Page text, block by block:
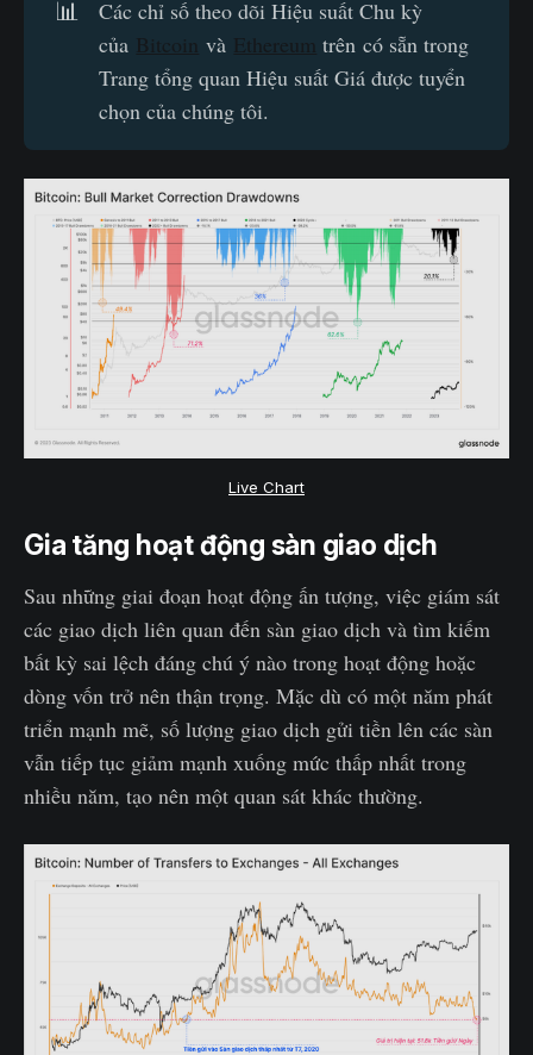
📊
Các chỉ số theo dõi Hiệu suất Chu kỳ
của Bitcoin và Ethereum trên có sẵn trong
Trang tổng quan Hiệu suất Giá được tuyển
chọn của chúng tôi.
Live Chart
Gia tăng hoạt động sàn giao dịch
Sau những giai đoạn hoạt động ấn tượng, việc giám sát
các giao dịch liên quan đến sàn giao dịch và tìm kiếm
bất kỳ sai lệch đáng chú ý nào trong hoạt động hoặc
dòng vốn trở nên thận trọng. Mặc dù có một năm phát
triển mạnh mẽ, số lượng giao dịch gửi tiền lên các sàn
vẫn tiếp tục giảm mạnh xuống mức thấp nhất trong
nhiều năm, tạo nên một quan sát khác thường.